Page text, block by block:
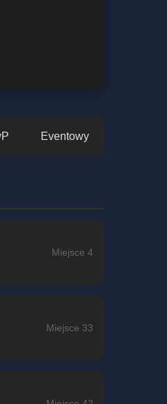
Eventowy
Miejsce 4
Miejsce 33